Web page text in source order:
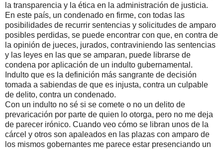
la transparencia y la ética en la administración de justicia.
En este país, un condenado en firme, con todas las
posibilidades de recurrir sentencias y solicitudes de amparo
posibles perdidas, se puede encontrar con que, en contra de
la opinión de jueces, jurados, contraviniendo las sentencias
y las leyes en las que se amparan, puede librarse de
condena por aplicación de un indulto gubernamental.
Indulto que es la definición más sangrante de decisión
tomada a sabiendas de que es injusta, contra un culpable
de delito, contra un condenado.
Con un indulto no sé si se comete o no un delito de
prevaricación por parte de quien lo otorga, pero no me deja
de parecer irónico. Cuando veo cómo se libran unos de la
cárcel y otros son apaleados en las plazas con amparo de
los mismos gobernantes me parece estar presenciando un